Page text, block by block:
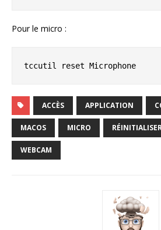
Pour le micro :
tccutil reset Microphone
ACCÈS APPLICATION
MACOS MICRO
WEBCAM